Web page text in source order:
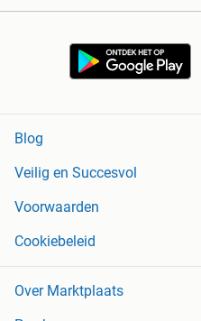
Blog
Veilig en Succesvol
Voorwaarden
Cookiebeleid
Over Marktplaats